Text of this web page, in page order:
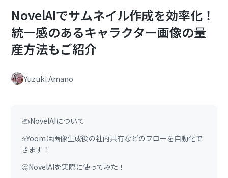
NovelAIでサムネイル作成を効率化！
統一感のあるキャラクター画像の量
産方法もご紹介
Yuzuki Amano
✍️NovelAIについて
⭐Yoomは画像生成後の社内共有などのフローを自動化で
きます！
🤔NovelAIを実際に使ってみた！